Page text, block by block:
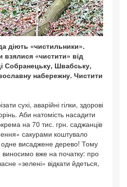
діють «чистильники».
«чистити» від
Собранецьку, Швабську,
набережну. Чистити
сухі, аварійні гілки, здорові
Аби натомість насадити
на 70 тис. грн. саджанців
сакурами коштувало
висаджене дерево! Тому
виносимо вже на початку: про
«зелені» відкати йдеться,